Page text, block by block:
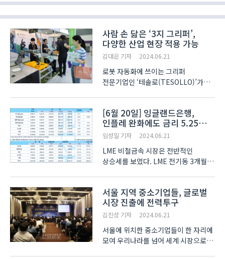
선보였다. 이번 전시회에서
GoodWe가 출품한 ‘EcoSmart
솔루션 시리즈’는 주거용과 상업용,
그리고 유틸리티 솔루션을..
사람 손 닮은 ‘3지 그리퍼’,
다양한 산업 현장 적용 가능
김대은 기자 2024.06.21
로봇 자동화에 쓰이는 그리퍼
전문기업인 ‘테솔로(TESOLLO)’가
선보여 참관객의 관심을 끌었다.
테솔로의 주력 상품인 3지 그리퍼(DG-
3F)는 사람의 손과 닮은 다관절 구..
[6월 20일] 잉글랜드은행,
인플레 완화에도 금리 5.25%
동결(LME Daily)
임성일 기자 2024.06.21
LME 비철금속 시장은 전반적인
상승세를 보였다. LME 전기동 3개월물
톤당 $9,880선을 돌파했다. 중국
Jinrui Futures 에 따르면, 전기동
실물소비자들의 매수세가 유입되며
현..
서울 지역 중소기업들, 글로벌
시장 진출에 전력투구
김진성 기자 2024.06.21
서울에 위치한 중소기업들이 한 자리에
모여 우리나라를 넘어 세계 시장으로